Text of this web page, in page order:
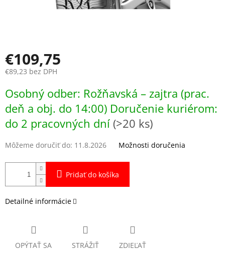
€109,75
€89,23 bez DPH
cena:
Osobný odber: Rožňavská – zajtra (prac.
deň a obj. do 14:00) Doručenie kuriérom:
do 2 pracovných dní (>20 ks)
Môžeme doručiť do: 11.8.2026 Možnosti doručenia
Pridať do košíka
Detailné informácie
OPÝTAŤ SA STRÁŽIŤ ZDIEĽAŤ